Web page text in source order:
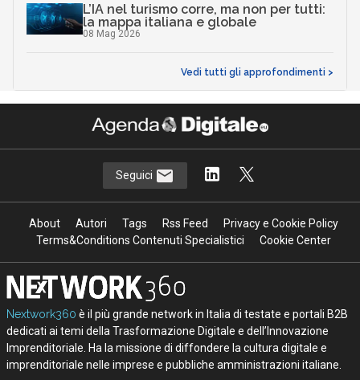
L’IA nel turismo corre, ma non per tutti:
la mappa italiana e globale
08 Mag 2026
Vedi tutti gli approfondimenti >
Seguici
About Autori Tags Rss Feed
Privacy e Cookie Policy
Terms&Conditions Contenuti Specialistici
Cookie Center
Nextwork360 è il più grande network in Italia di testate e portali B2B
dedicati ai temi della Trasformazione Digitale e dell’Innovazione
Imprenditoriale. Ha la missione di diffondere la cultura digitale e
imprenditoriale nelle imprese e pubbliche amministrazioni italiane.